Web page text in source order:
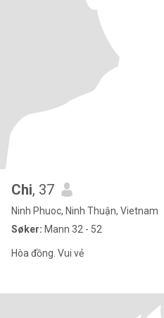
Chi, 37
Ninh Phuoc, Ninh Thuận, Vietnam
Søker: Mann 32 - 52
Hòa đồng. Vui vẻ